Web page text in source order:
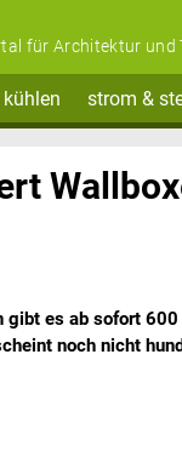
für Architektur und
strom &
gibt es ab sofort
noch nicht